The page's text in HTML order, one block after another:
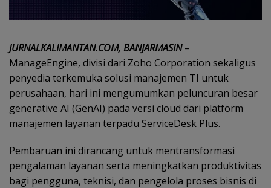
JURNALKALIMANTAN.COM, BANJARMASIN–
ManageEngine, divisi dari Zoho Corporation sekaligus
penyedia terkemuka solusi manajemen TI untuk
perusahaan, hari ini mengumumkan peluncuran besar
generative AI (GenAI) pada versi cloud dari platform
manajemen layanan terpadu ServiceDesk Plus.
Pembaruan ini dirancang untuk mentransformasi
pengalaman layanan serta meningkatkan produktivitas
bagi pengguna, teknisi, dan pengelola proses bisnis di